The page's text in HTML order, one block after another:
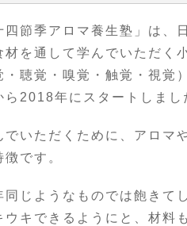
節季アロマ養生塾」は、
を通して学んでいただく
・聴覚・嗅覚・触覚・視
2018年にスタートしまし
いただくために、アロマ
です。
じようなものでは飽きて
キできるようにと、材料